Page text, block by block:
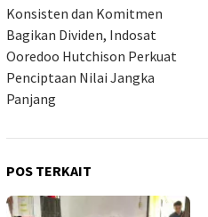
pos
Konsisten dan Komitmen
Bagikan Dividen, Indosat
Ooredoo Hutchison Perkuat
Penciptaan Nilai Jangka
Panjang
POS TERKAIT